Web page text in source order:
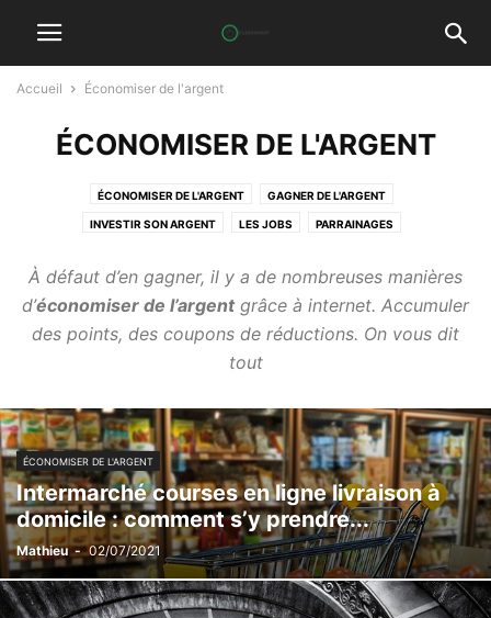
Accueil Économiser de l'argent
ÉCONOMISER DE L'ARGENT
ÉCONOMISER DE L'ARGENT GAGNER DE L'ARGENT
INVESTIR SON ARGENT LES JOBS PARRAINAGES
À défaut d’en gagner, il y a de nombreuses manières
d’économiser de l’argentgrâce à internet. Accumuler
des points, des coupons de réductions. On vous dit
tout
ÉCONOMISER DE L'ARGENT
Intermarché courses en ligne livraison à
domicile : comment s’y prendre...
Mathieu - 02/07/2021